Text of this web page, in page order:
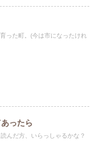
った町。(今は市になったけれ
ったら
んだ方、いらっしゃるかな？